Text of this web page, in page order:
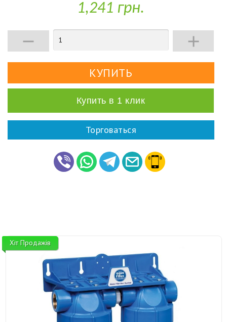
1,241 грн.
 
Купить в 1 клик
Торговаться
Хіт Продажів